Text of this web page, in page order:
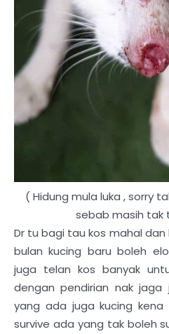
( Hidung mula luka , sorry
sebab masih tak
Dr tu bagi tau kos mahal
bulan kucing baru boleh
juga telan kos banyak
dengan pendirian nak
yang ada juga kucing
survive ada yang tak boleh